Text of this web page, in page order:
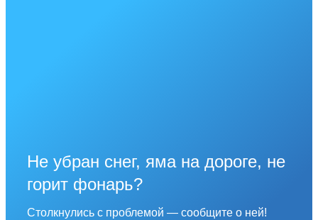
Не убран снег, яма на дороге, не
горит фонарь?
Столкнулись с проблемой — сообщите о ней!